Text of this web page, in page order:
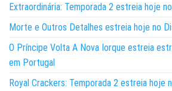
Extraordinária: Temporada 2 estreia hoje
Morte e Outros Detalhes estreia hoje no
O Príncipe Volta A Nova Iorque estreia
em Portugal
Royal Crackers: Temporada 2 estreia hoje